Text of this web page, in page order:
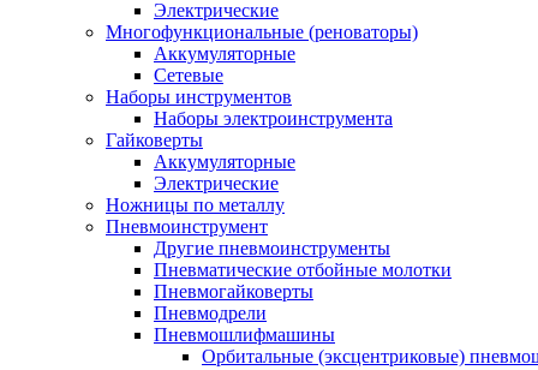
Электрические
Многофункциональные (реноваторы)
Аккумуляторные
Сетевые
Наборы инструментов
Наборы электроинструмента
Гайковерты
Аккумуляторные
Электрические
Ножницы по металлу
Пневмоинструмент
Другие пневмоинструменты
Пневматические отбойные молотки
Пневмогайковерты
Пневмодрели
Пневмошлифмашины
Орбитальные (эксцентриковые)